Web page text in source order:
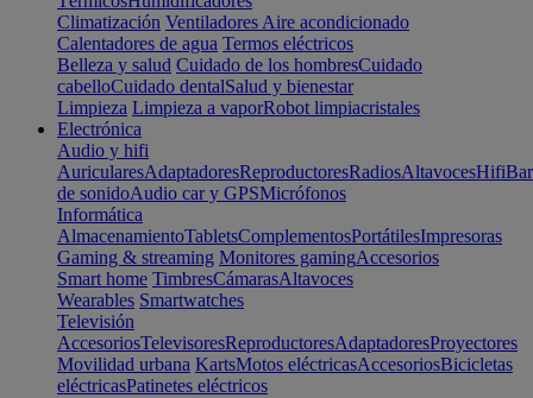
Climatización Ventiladores Aire acondicionado
Calentadores de agua Termos eléctricos
Belleza y salud Cuidado de los hombresCuidado
cabelloCuidado dentalSalud y bienestar
Limpieza Limpieza a vaporRobot limpiacristales
Electrónica
Audio y hifi
AuricularesAdaptadoresReproductoresRadiosAltavocesHifi
de sonidoAudio car y GPSMicrófonos
Informática
AlmacenamientoTabletsComplementosPortátilesImpresoras
Gaming & streaming Monitores gamingAccesorios
Smart home TimbresCámarasAltavoces
Wearables Smartwatches
Televisión
AccesoriosTelevisoresReproductoresAdaptadoresProyectores
Movilidad urbana KartsMotos eléctricasAccesoriosBicicletas
eléctricasPatinetes eléctricos